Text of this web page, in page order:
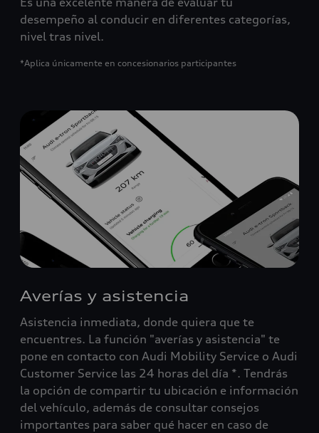
desempeño al conducir en diferentes categorías,
nivel tras nivel.
*Aplica únicamente en concesionarios participantes
Averías y asistencia
Asistencia inmediata, donde quiera que te
encuentres. La función "averías y asistencia" te
pone en contacto con Audi Mobility Service o Audi
Customer Service las 24 horas del día *. Tendrás
la opción de compartir tu ubicación e información
del vehículo, además de consultar consejos
importantes para saber qué hacer en caso de